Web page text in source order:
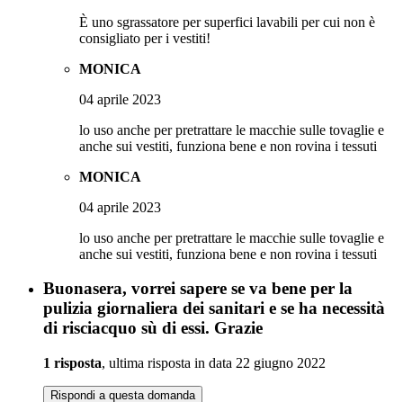
È uno sgrassatore per superfici lavabili per cui non è
consigliato per i vestiti!
MONICA
04 aprile 2023
lo uso anche per pretrattare le macchie sulle tovaglie e
anche sui vestiti, funziona bene e non rovina i tessuti
MONICA
04 aprile 2023
lo uso anche per pretrattare le macchie sulle tovaglie e
anche sui vestiti, funziona bene e non rovina i tessuti
Buonasera, vorrei sapere se va bene per la
pulizia giornaliera dei sanitari e se ha necessità
di risciacquo sù di essi. Grazie
1 risposta, ultima risposta in data 22 giugno 2022
Rispondi a questa domanda